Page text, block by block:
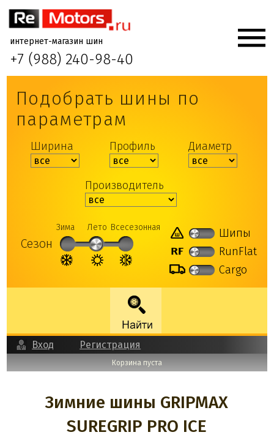
интернет-магазин шин
+7 (988) 240-98-40
Подобрать шины по
параметрам
Ширина Профиль Диаметр
Производитель
Сезон
Зима Лето Всесезонная
Шипы
RunFlat
Cargo
Вход Регистрация
Корзина пуста
Зимние шины GRIPMAX
SUREGRIP PRO ICE